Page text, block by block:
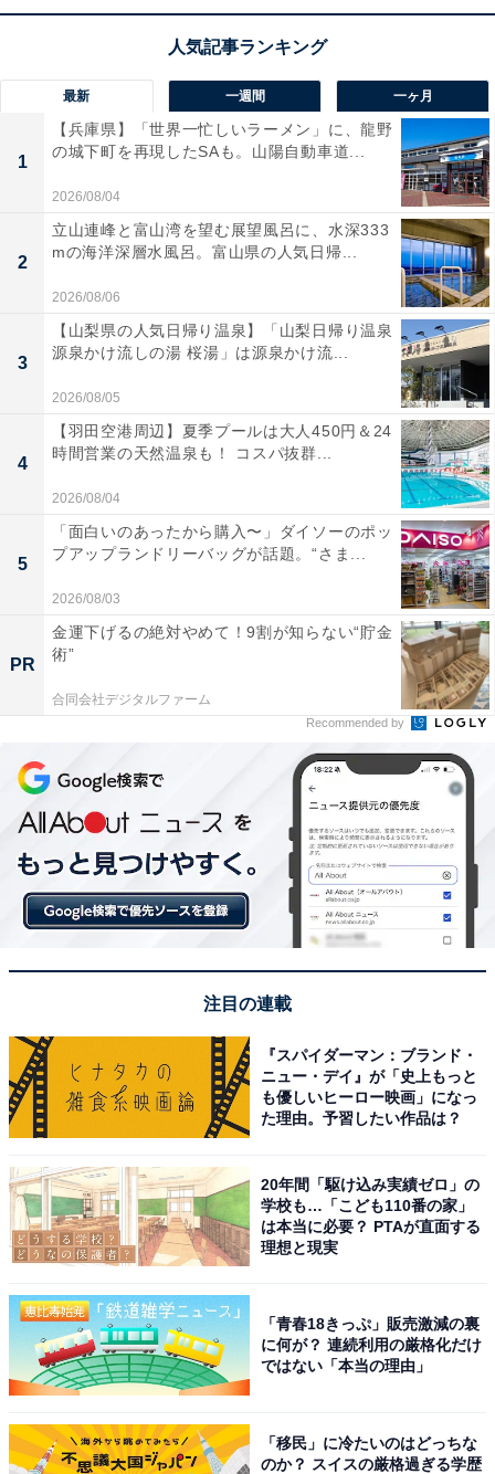
搭載。肌への負担を抑えながら、効率的な深剃りを実現
します。付属のアルコール洗浄システムを使えば、ボタ
ン一つで洗浄から充電まで自動で完了！ 毎日新品のよう
な剃り心地をキープできるのが嬉しいですね。
ユーザーからは「自動洗浄がとにかく楽」「肌が荒れに
くくなった」と満足の声が届いています。一方で、「顎
下の頑固なクセヒゲは少し剃りにくい」という声も。毎
日の髭剃りを手軽に済ませたい人や、清潔感を常に保ち
たい人には、おすすめの商品といえそうです。
【Amazonお買い得情報】パナソニック「電
動シェーバー」が特別価格で登場中【2月7
【今日チェックしたい】ブラウンの人気商品5選
ブラウン 電気シェーバー シリーズ9 SPORT 電動 髭剃り
メンズ 9360cc 【Amazon.co.jp 限定】6in1アルコール洗
浄システム付 シェーバーケース付 ブラック
Amazonで見る
ブラウン「8463cc-V」
最新 一週間 一ヶ月
1
【兵庫県】「世界一忙しいラーメン」に、龍野
の城下町を再現したSAも。山陽自動車道...
2026/08/04
2
立山連峰と富山湾を望む展望風呂に、水深333
mの海洋深層水風呂。富山県の人気日帰...
2026/08/06
3
【山梨県の人気日帰り温泉】「山梨日帰り温泉
源泉かけ流しの湯 桜湯」は源泉かけ流...
2026/08/05
4
【羽田空港周辺】夏季プールは大人450円＆24
時間営業の天然温泉も！ コスパ抜群...
2026/08/04
5
「面白いのあったから購入〜」ダイソーのポッ
プアップランドリーバッグが話題。“さま...
2026/08/03
PR
金運下げるの絶対やめて！9割が知らない“貯金
術”
合同会社デジタルファーム
Recommended by
注目の連載
『スパイダーマン：ブランド・
ニュー・デイ』が「史上もっと
も優しいヒーロー映画」になっ
た理由。予習したい作品は？
20年間「駆け込み実績ゼロ」の
学校も…「こども110番の家」
は本当に必要？ PTAが直面する
理想と現実
「青春18きっぷ」販売激減の裏
に何が？ 連続利用の厳格化だけ
ではない「本当の理由」
「移民」に冷たいのはどっちな
のか？ スイスの厳格過ぎる学歴